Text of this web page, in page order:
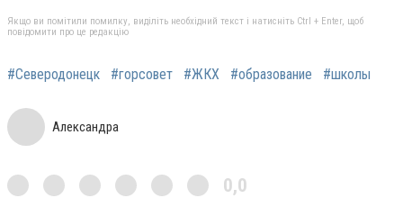
Якщо ви помітили помилку, виділіть необхідний текст і натисніть Ctrl + Enter, щоб
повідомити про це редакцію
#Северодонецк #горсовет #ЖКХ #образование #школы
Александра
0,0